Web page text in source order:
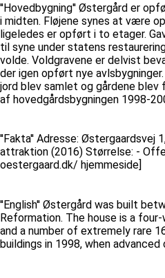
''Hovedbygning'' Østergård er
i midten. Fløjene synes at være
ligeledes er opført i to etager.
til syne under statens
volde. Voldgravene er delvist
der igen opført nye
jord blev samlet og gårdene
af hovedgårdsbygningen 1998-
''Fakta'' Adresse: Østergaardsvej
attraktion (2016) Størrelse: -
oestergaard.dk/ hjemmeside]
''English'' Østergård was built
Reformation. The house is a
and a number of extremely rare
buildings in 1998, when